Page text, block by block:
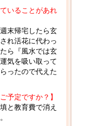
いることがあれ
末帰宅したら玄
れ活花に代わっ
ら『風水では玄
気を吸い取って
ったので代えた
予定ですか？】
と教育費で消え